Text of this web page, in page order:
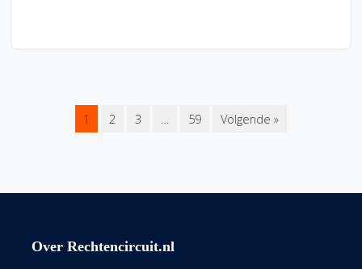
1 2 3 … 59 Volgende »
Over Rechtencircuit.nl